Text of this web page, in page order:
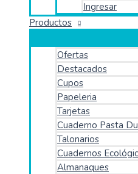
Ingresar
Productos
Ofertas
Destacados
Cupos
Papeleria
Tarjetas
Cuaderno Pasta
Talonarios
Cuadernos
Almanaques